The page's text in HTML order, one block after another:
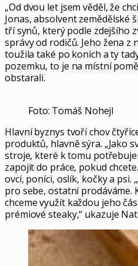
„Od dvou let jsem věděl, že
Jonas, absolvent zemědělské
tří synů, který podle zdejšího
správy od rodičů. Jeho žena z
toužila také po koních a ty
pozemku, to je na místní
obstarali.
Foto: Tomáš Nohejl
Hlavní byznys tvoří chov
produktů, hlavně sýra. „Jako
stroje, které k tomu
zapojit do práce, pokud
ovcí, poníci, oslík, kočky a psi.
pro sebe, ostatní prodáváme.
chceme využít každou jeho
prémiové steaky,“ ukazuje